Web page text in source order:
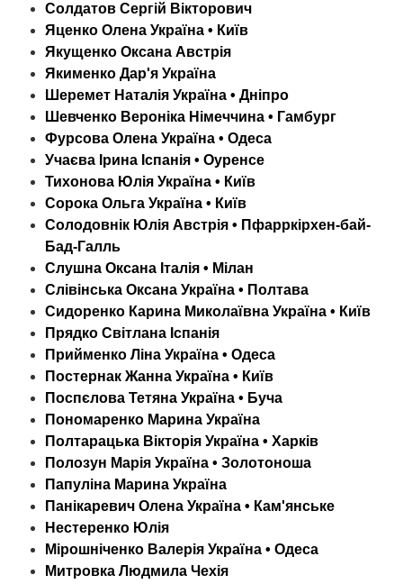
Солдатов Сергій Вікторович
Яценко Олена Україна • Київ
Якущенко Оксана Австрія
Якименко Дар'я Україна
Шеремет Наталія Україна • Дніпро
Шевченко Вероніка Німеччина • Гамбург
Фурсова Олена Україна • Одеса
Учаєва Ірина Іспанія • Оуренсе
Тихонова Юлія Україна • Київ
Сорока Ольга Україна • Київ
Солодовнік Юлія Австрія • Пфарркірхен-бай-
Бад-Галль
Слушна Оксана Італія • Мілан
Слівінська Оксана Україна • Полтава
Сидоренко Карина Миколаївна Україна • Київ
Прядко Світлана Іспанія
Прийменко Ліна Україна • Одеса
Постернак Жанна Україна • Київ
Поспєлова Тетяна Україна • Буча
Пономаренко Марина Україна
Полтарацька Вікторія Україна • Харків
Полозун Марія Україна • Золотоноша
Папуліна Марина Україна
Панікаревич Олена Україна • Кам'янське
Нестеренко Юлія
Мірошніченко Валерія Україна • Одеса
Митровка Людмила Чехія